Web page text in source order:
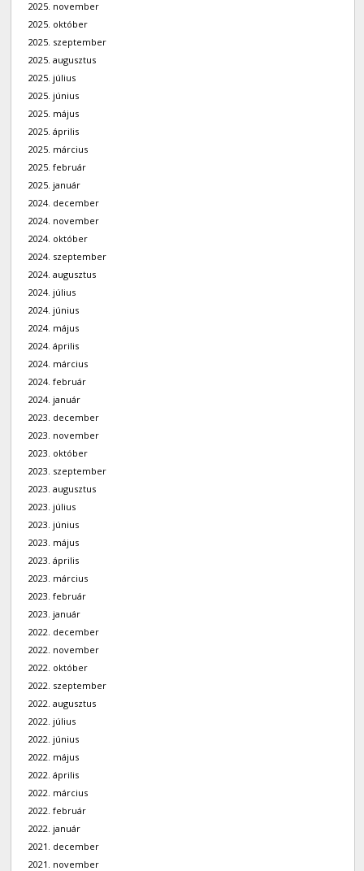
2025. november
2025. október
2025. szeptember
2025. augusztus
2025. július
2025. június
2025. május
2025. április
2025. március
2025. február
2025. január
2024. december
2024. november
2024. október
2024. szeptember
2024. augusztus
2024. július
2024. június
2024. május
2024. április
2024. március
2024. február
2024. január
2023. december
2023. november
2023. október
2023. szeptember
2023. augusztus
2023. július
2023. június
2023. május
2023. április
2023. március
2023. február
2023. január
2022. december
2022. november
2022. október
2022. szeptember
2022. augusztus
2022. július
2022. június
2022. május
2022. április
2022. március
2022. február
2022. január
2021. december
2021. november